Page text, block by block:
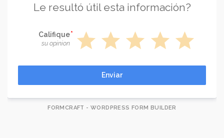
Le resultó útil esta información?
Califique
su opinion star star star star star
Enviar
FORMCRAFT - WORDPRESS FORM BUILDER